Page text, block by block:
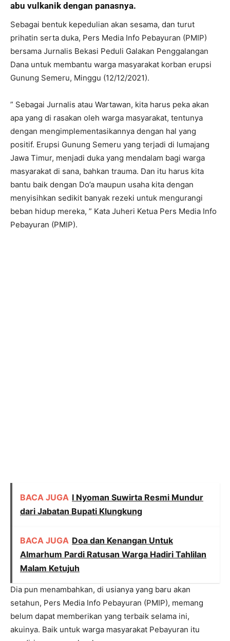
abu vulkanik dengan panasnya.
Sebagai bentuk kepedulian akan sesama, dan turut
prihatin serta duka, Pers Media Info Pebayuran (PMIP)
bersama Jurnalis Bekasi Peduli Galakan Penggalangan
Dana untuk membantu warga masyarakat korban erupsi
Gunung Semeru, Minggu (12/12/2021).
” Sebagai Jurnalis atau Wartawan, kita harus peka akan
apa yang di rasakan oleh warga masyarakat, tentunya
dengan mengimplementasikannya dengan hal yang
positif. Erupsi Gunung Semeru yang terjadi di lumajang
Jawa Timur, menjadi duka yang mendalam bagi warga
masyarakat di sana, bahkan trauma. Dan itu harus kita
bantu baik dengan Do’a maupun usaha kita dengan
menyisihkan sedikit banyak rezeki untuk mengurangi
beban hidup mereka, ” Kata Juheri Ketua Pers Media Info
Pebayuran (PMIP).
BACA JUGA I Nyoman Suwirta Resmi Mundur
dari Jabatan Bupati Klungkung
BACA JUGA Doa dan Kenangan Untuk
Almarhum Pardi Ratusan Warga Hadiri Tahlilan
Malam Ketujuh
Dia pun menambahkan, di usianya yang baru akan
setahun, Pers Media Info Pebayuran (PMIP), memang
belum dapat memberikan yang terbaik selama ini,
akuinya. Baik untuk warga masyarakat Pebayuran itu